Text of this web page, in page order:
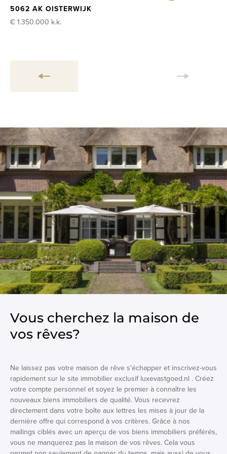
5062 AK OISTERWIJK
€ 1.350.000 k.k.
Vous cherchez la maison de
vos rêves?
Ne laissez pas votre maison de rêve s'échapper et inscrivez-vous
rapidement sur le site immobilier exclusif luxevastgoed.nl . Créez
votre compte personnel et soyez le premier à connaître les
nouveaux biens immobiliers de qualité. Vous recevrez
directement dans votre boîte aux lettres les mises à jour de la
dernière offre qui correspond à vos critères. Grâce à nos
mailings ciblés avec un aperçu de vos biens immobiliers préférés,
vous ne manquerez pas la maison de vos rêves. Cela vous